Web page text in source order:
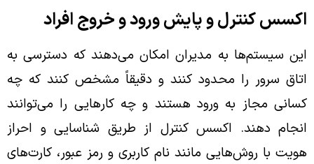
اکسس کنترل و پایش ورود و خروج افراد
این سیستم‌ها به مدیران امکان می‌دهند که دسترسی به
اتاق سرور را محدود کنند و دقیقاً مشخص کنند که چه
کسانی مجاز به ورود هستند و چه کارهایی را می‌توانند
انجام دهند. اکسس کنترل از طریق شناسایی و احراز
هویت با روش‌هایی مانند نام کاربری و رمز عبور، کارت‌های